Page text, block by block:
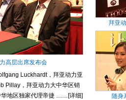
高层出席发布会
Luckhardt，拜亚动力亚
Pillay，拜亚动力大中华区销
华地区独家代理帝捷 ……[详细]
拜亚
随身